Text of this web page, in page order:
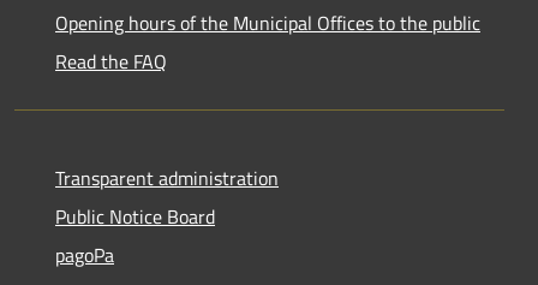
Opening hours of the Municipal Offices to the public
Read the FAQ
Transparent administration
Public Notice Board
pagoPa